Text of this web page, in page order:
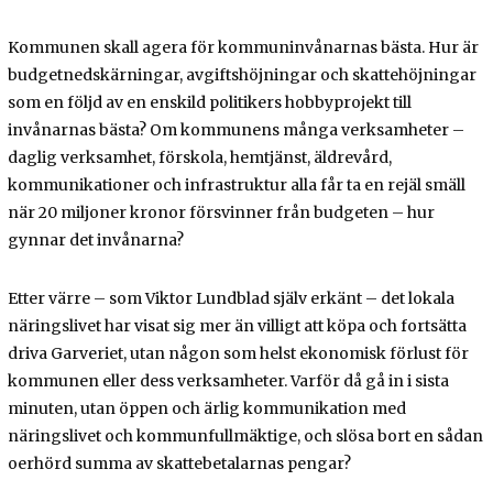
Kommunen skall agera för kommuninvånarnas bästa. Hur är
budgetnedskärningar, avgiftshöjningar och skattehöjningar
som en följd av en enskild politikers hobbyprojekt till
invånarnas bästa? Om kommunens många verksamheter –
daglig verksamhet, förskola, hemtjänst, äldrevård,
kommunikationer och infrastruktur alla får ta en rejäl smäll
när 20 miljoner kronor försvinner från budgeten – hur
gynnar det invånarna?
Etter värre – som Viktor Lundblad själv erkänt – det lokala
näringslivet har visat sig mer än villigt att köpa och fortsätta
driva Garveriet, utan någon som helst ekonomisk förlust för
kommunen eller dess verksamheter. Varför då gå in i sista
minuten, utan öppen och ärlig kommunikation med
näringslivet och kommunfullmäktige, och slösa bort en sådan
oerhörd summa av skattebetalarnas pengar?